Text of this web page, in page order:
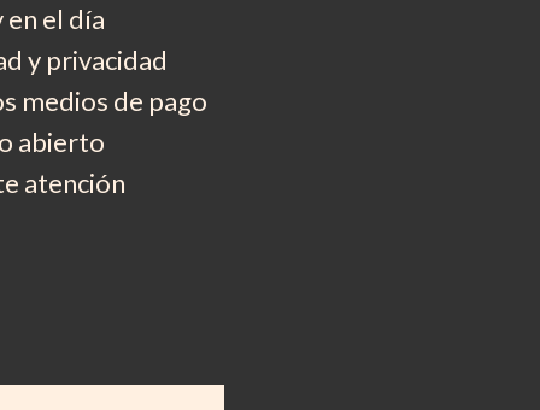
el día
y privacidad
medios de pago
abierto
atención